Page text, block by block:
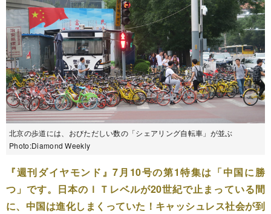
北京の歩道には、おびただしい数の「シェアリング自転車」が並ぶ
Photo:Diamond Weekly
『週刊ダイヤモンド』7月10号の第1特集は「中国に勝
つ」です。日本のＩＴレベルが20世紀で止まっている間
に、中国は進化しまくっていた！キャッシュレス社会が到